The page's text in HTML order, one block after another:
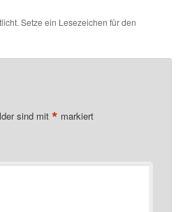
Setze ein Lesezeichen für den
sind mit * markiert